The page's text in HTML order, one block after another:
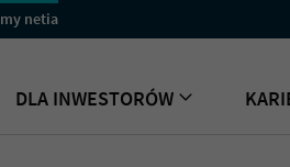
my netia
DLA INWESTORÓW